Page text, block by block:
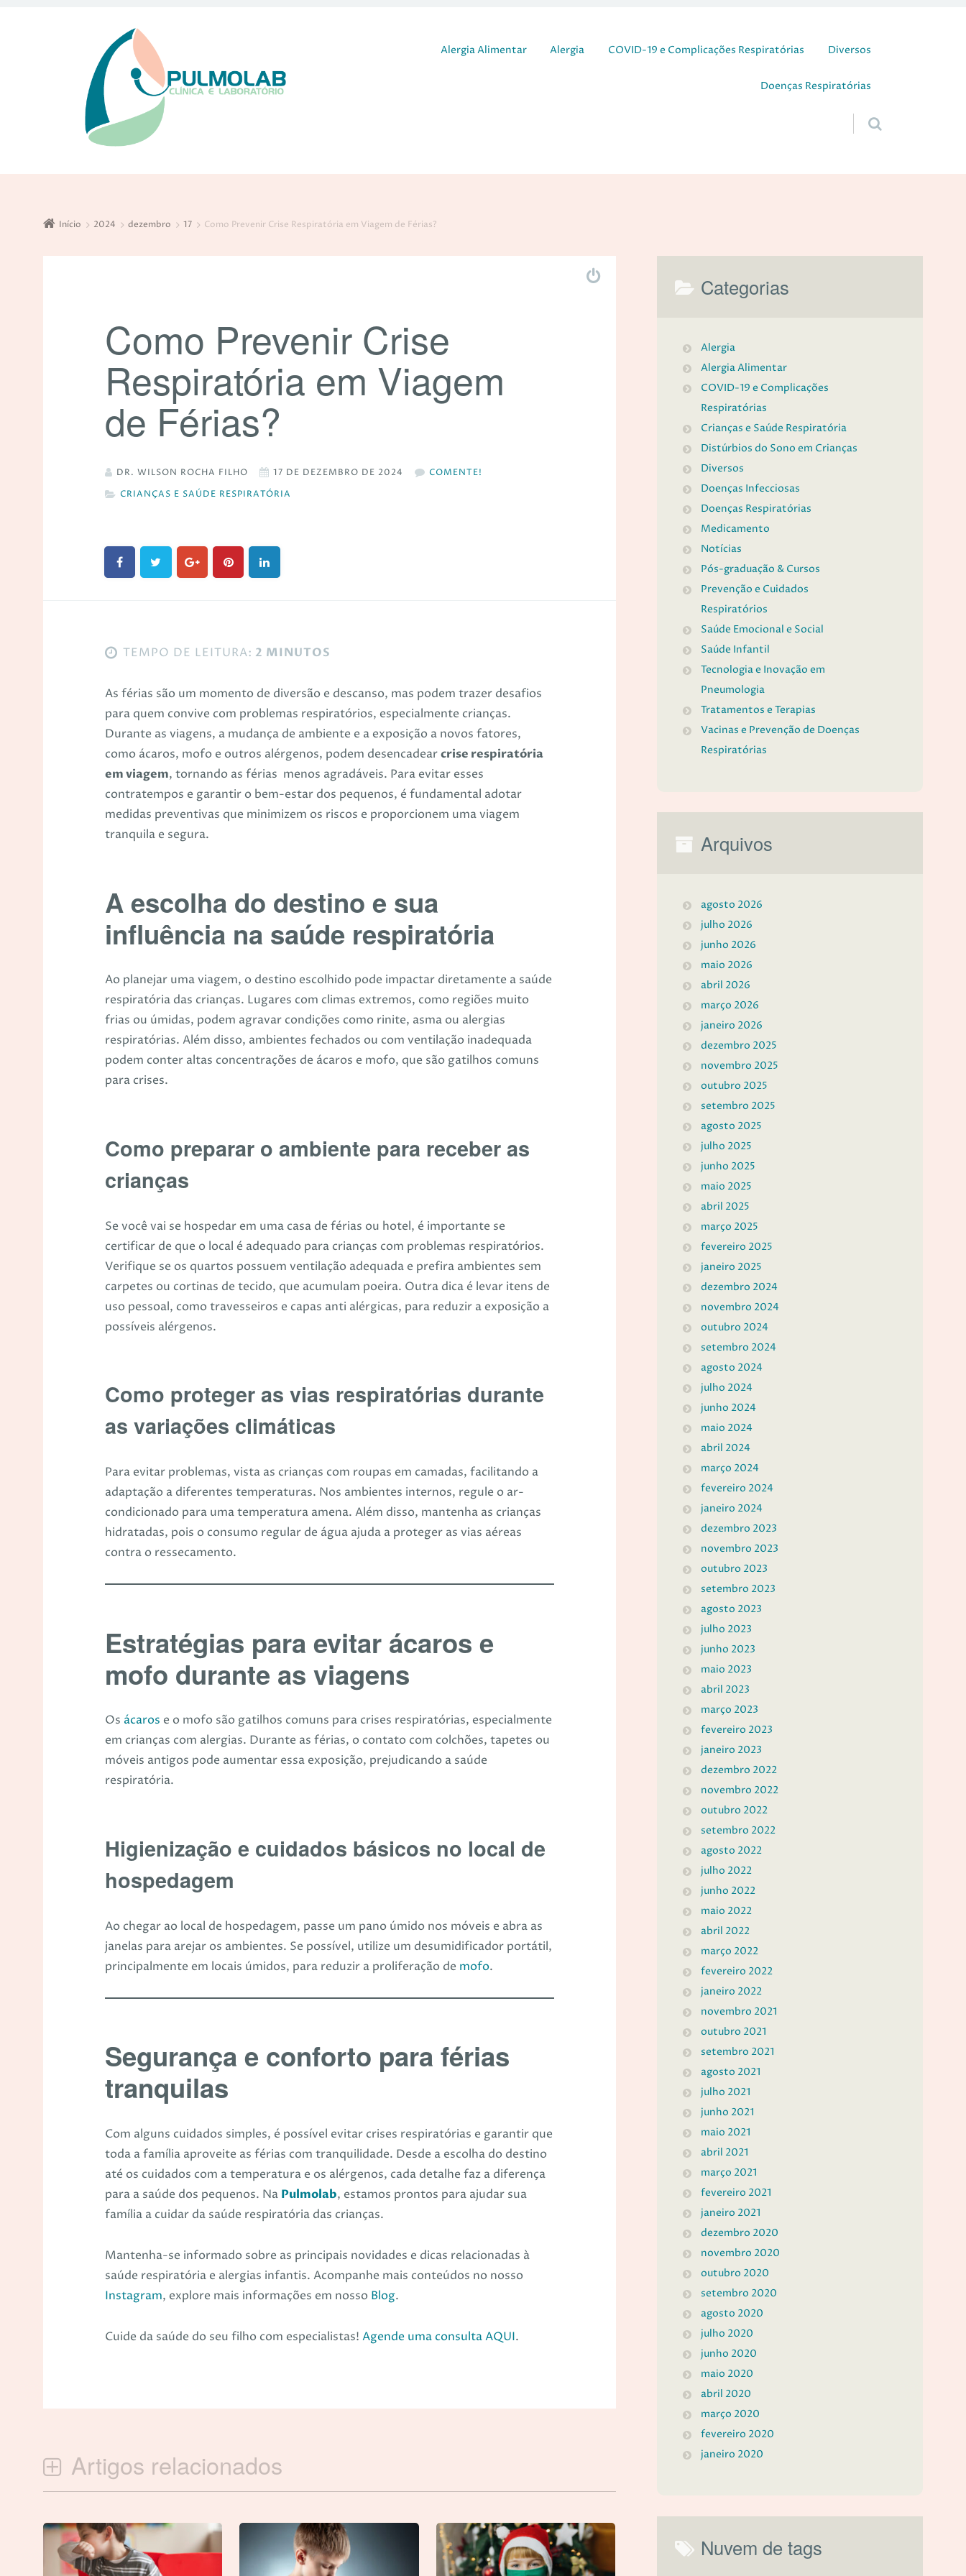
Pular para o conteúdo
Alergia Alimentar Alergia COVID-19 e Complicações Respiratórias Diversos
Doenças Respiratórias
Início 2024 dezembro 17 Como Prevenir Crise Respiratória em Viagem de Férias?
Como Prevenir Crise
Respiratória em Viagem
de Férias?
DR. WILSON ROCHA FILHO 17 DE DEZEMBRO DE 2024
COMENTE!
CRIANÇAS E SAÚDE RESPIRATÓRIA
TEMPO DE LEITURA: 2 MINUTOS
As férias são um momento de diversão e descanso, mas podem trazer desafios
para quem convive com problemas respiratórios, especialmente crianças.
Durante as viagens, a mudança de ambiente e a exposição a novos fatores,
como ácaros, mofo e outros alérgenos, podem desencadearcrise respiratória
em viagem, tornando as férias menos agradáveis. Para evitar esses
contratempos e garantir o bem-estar dos pequenos, é fundamental adotar
medidas preventivas que minimizem os riscos e proporcionem uma viagem
tranquila e segura.
A escolha do destino e sua
influência na saúde respiratória
Ao planejar uma viagem, o destino escolhido pode impactar diretamente a saúde
respiratória das crianças. Lugares com climas extremos, como regiões muito
frias ou úmidas, podem agravar condições como rinite, asma ou alergias
respiratórias. Além disso, ambientes fechados ou com ventilação inadequada
podem conter altas concentrações de ácaros e mofo, que são gatilhos comuns
para crises.
Como preparar o ambiente para receber as
crianças
Se você vai se hospedar em uma casa de férias ou hotel, é importante se
certificar de que o local é adequado para crianças com problemas respiratórios.
Verifique se os quartos possuem ventilação adequada e prefira ambientes sem
carpetes ou cortinas de tecido, que acumulam poeira. Outra dica é levar itens de
uso pessoal, como travesseiros e capas anti alérgicas, para reduzir a exposição a
possíveis alérgenos.
Como proteger as vias respiratórias durante
as variações climáticas
Para evitar problemas, vista as crianças com roupas em camadas, facilitando a
adaptação a diferentes temperaturas. Nos ambientes internos, regule o ar-
condicionado para uma temperatura amena. Além disso, mantenha as crianças
hidratadas, pois o consumo regular de água ajuda a proteger as vias aéreas
contra o ressecamento.
Estratégias para evitar ácaros e
mofo durante as viagens
Os ácaros e o mofo são gatilhos comuns para crises respiratórias, especialmente
em crianças com alergias. Durante as férias, o contato com colchões, tapetes ou
móveis antigos pode aumentar essa exposição, prejudicando a saúde
respiratória.
Higienização e cuidados básicos no local de
hospedagem
Ao chegar ao local de hospedagem, passe um pano úmido nos móveis e abra as
janelas para arejar os ambientes. Se possível, utilize um desumidificador portátil,
principalmente em locais úmidos, para reduzir a proliferação de mofo.
Segurança e conforto para férias
tranquilas
Com alguns cuidados simples, é possível evitar crises respiratórias e garantir que
toda a família aproveite as férias com tranquilidade. Desde a escolha do destino
até os cuidados com a temperatura e os alérgenos, cada detalhe faz a diferença
para a saúde dos pequenos. Na Pulmolab, estamos prontos para ajudar sua
família a cuidar da saúde respiratória das crianças.
Mantenha-se informado sobre as principais novidades e dicas relacionadas à
saúde respiratória e alergias infantis. Acompanhe mais conteúdos no nosso
Instagram, explore mais informações em nosso Blog.
Cuide da saúde do seu filho com especialistas! Agende uma consulta AQUI.
Artigos relacionados
Categorias
Alergia
Alergia Alimentar
COVID-19 e Complicações
Respiratórias
Crianças e Saúde Respiratória
Distúrbios do Sono em Crianças
Diversos
Doenças Infecciosas
Doenças Respiratórias
Medicamento
Notícias
Pós-graduação & Cursos
Prevenção e Cuidados
Respiratórios
Saúde Emocional e Social
Saúde Infantil
Tecnologia e Inovação em
Pneumologia
Tratamentos e Terapias
Vacinas e Prevenção de Doenças
Respiratórias
Arquivos
agosto 2026
julho 2026
junho 2026
maio 2026
abril 2026
março 2026
janeiro 2026
dezembro 2025
novembro 2025
outubro 2025
setembro 2025
agosto 2025
julho 2025
junho 2025
maio 2025
abril 2025
março 2025
fevereiro 2025
janeiro 2025
dezembro 2024
novembro 2024
outubro 2024
setembro 2024
agosto 2024
julho 2024
junho 2024
maio 2024
abril 2024
março 2024
fevereiro 2024
janeiro 2024
dezembro 2023
novembro 2023
outubro 2023
setembro 2023
agosto 2023
julho 2023
junho 2023
maio 2023
abril 2023
março 2023
fevereiro 2023
janeiro 2023
dezembro 2022
novembro 2022
outubro 2022
setembro 2022
agosto 2022
julho 2022
junho 2022
maio 2022
abril 2022
março 2022
fevereiro 2022
janeiro 2022
novembro 2021
outubro 2021
setembro 2021
agosto 2021
julho 2021
junho 2021
maio 2021
abril 2021
março 2021
fevereiro 2021
janeiro 2021
dezembro 2020
novembro 2020
outubro 2020
setembro 2020
agosto 2020
julho 2020
junho 2020
maio 2020
abril 2020
março 2020
fevereiro 2020
janeiro 2020
Nuvem de tags